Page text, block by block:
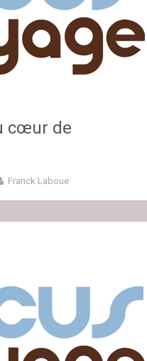
cœur de
Franck Laboue